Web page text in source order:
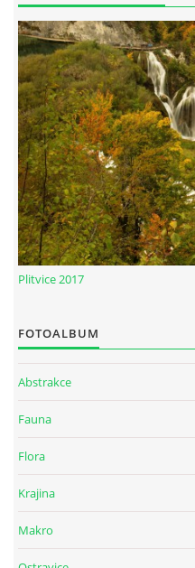
Plitvice 2017
FOTOALBUM
Abstrakce
Fauna
Flora
Krajina
Makro